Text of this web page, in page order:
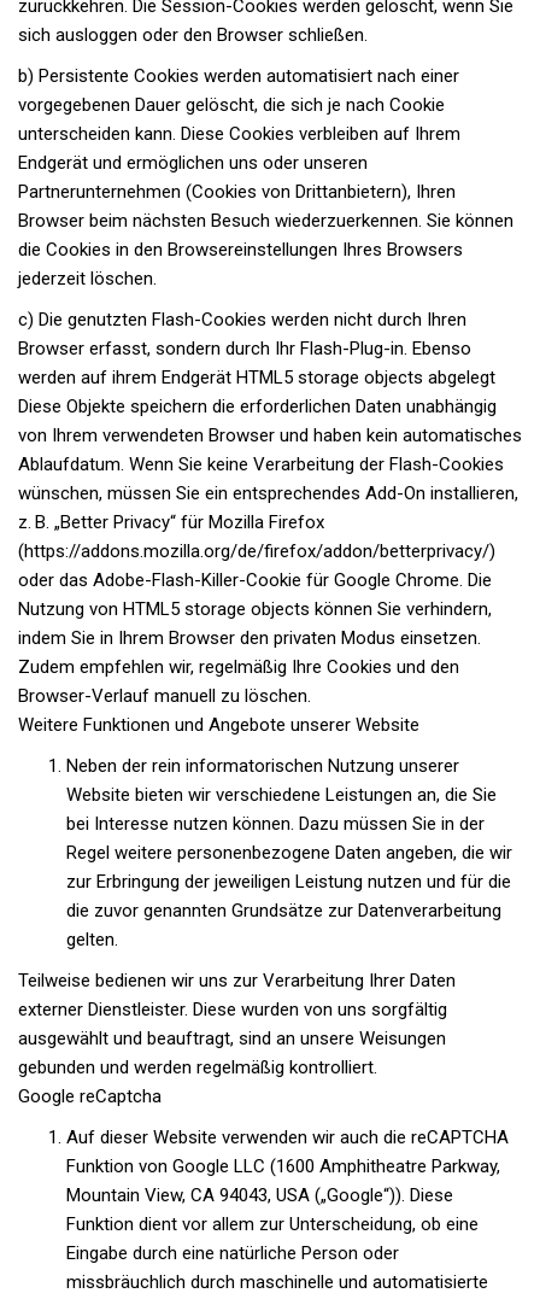
zurückkehren. Die Session-Cookies werden gelöscht, wenn Sie
sich ausloggen oder den Browser schließen.
b) Persistente Cookies werden automatisiert nach einer
vorgegebenen Dauer gelöscht, die sich je nach Cookie
unterscheiden kann. Diese Cookies verbleiben auf Ihrem
Endgerät und ermöglichen uns oder unseren
Partnerunternehmen (Cookies von Drittanbietern), Ihren
Browser beim nächsten Besuch wiederzuerkennen. Sie können
die Cookies in den Browsereinstellungen Ihres Browsers
jederzeit löschen.
c) Die genutzten Flash-Cookies werden nicht durch Ihren
Browser erfasst, sondern durch Ihr Flash-Plug-in. Ebenso
werden auf ihrem Endgerät HTML5 storage objects abgelegt
Diese Objekte speichern die erforderlichen Daten unabhängig
von Ihrem verwendeten Browser und haben kein automatisches
Ablaufdatum. Wenn Sie keine Verarbeitung der Flash-Cookies
wünschen, müssen Sie ein entsprechendes Add-On installieren,
z. B. „Better Privacy“ für Mozilla Firefox
(https://addons.mozilla.org/de/firefox/addon/betterprivacy/)
oder das Adobe-Flash-Killer-Cookie für Google Chrome. Die
Nutzung von HTML5 storage objects können Sie verhindern,
indem Sie in Ihrem Browser den privaten Modus einsetzen.
Zudem empfehlen wir, regelmäßig Ihre Cookies und den
Browser-Verlauf manuell zu löschen.
Weitere Funktionen und Angebote unserer Website
Neben der rein informatorischen Nutzung unserer
Website bieten wir verschiedene Leistungen an, die Sie
bei Interesse nutzen können. Dazu müssen Sie in der
Regel weitere personenbezogene Daten angeben, die wir
zur Erbringung der jeweiligen Leistung nutzen und für die
die zuvor genannten Grundsätze zur Datenverarbeitung
gelten.
Teilweise bedienen wir uns zur Verarbeitung Ihrer Daten
externer Dienstleister. Diese wurden von uns sorgfältig
ausgewählt und beauftragt, sind an unsere Weisungen
gebunden und werden regelmäßig kontrolliert.
Google reCaptcha
Auf dieser Website verwenden wir auch die reCAPTCHA
Funktion von Google LLC (1600 Amphitheatre Parkway,
Mountain View, CA 94043, USA („Google“)). Diese
Funktion dient vor allem zur Unterscheidung, ob eine
Eingabe durch eine natürliche Person oder
missbräuchlich durch maschinelle und automatisierte